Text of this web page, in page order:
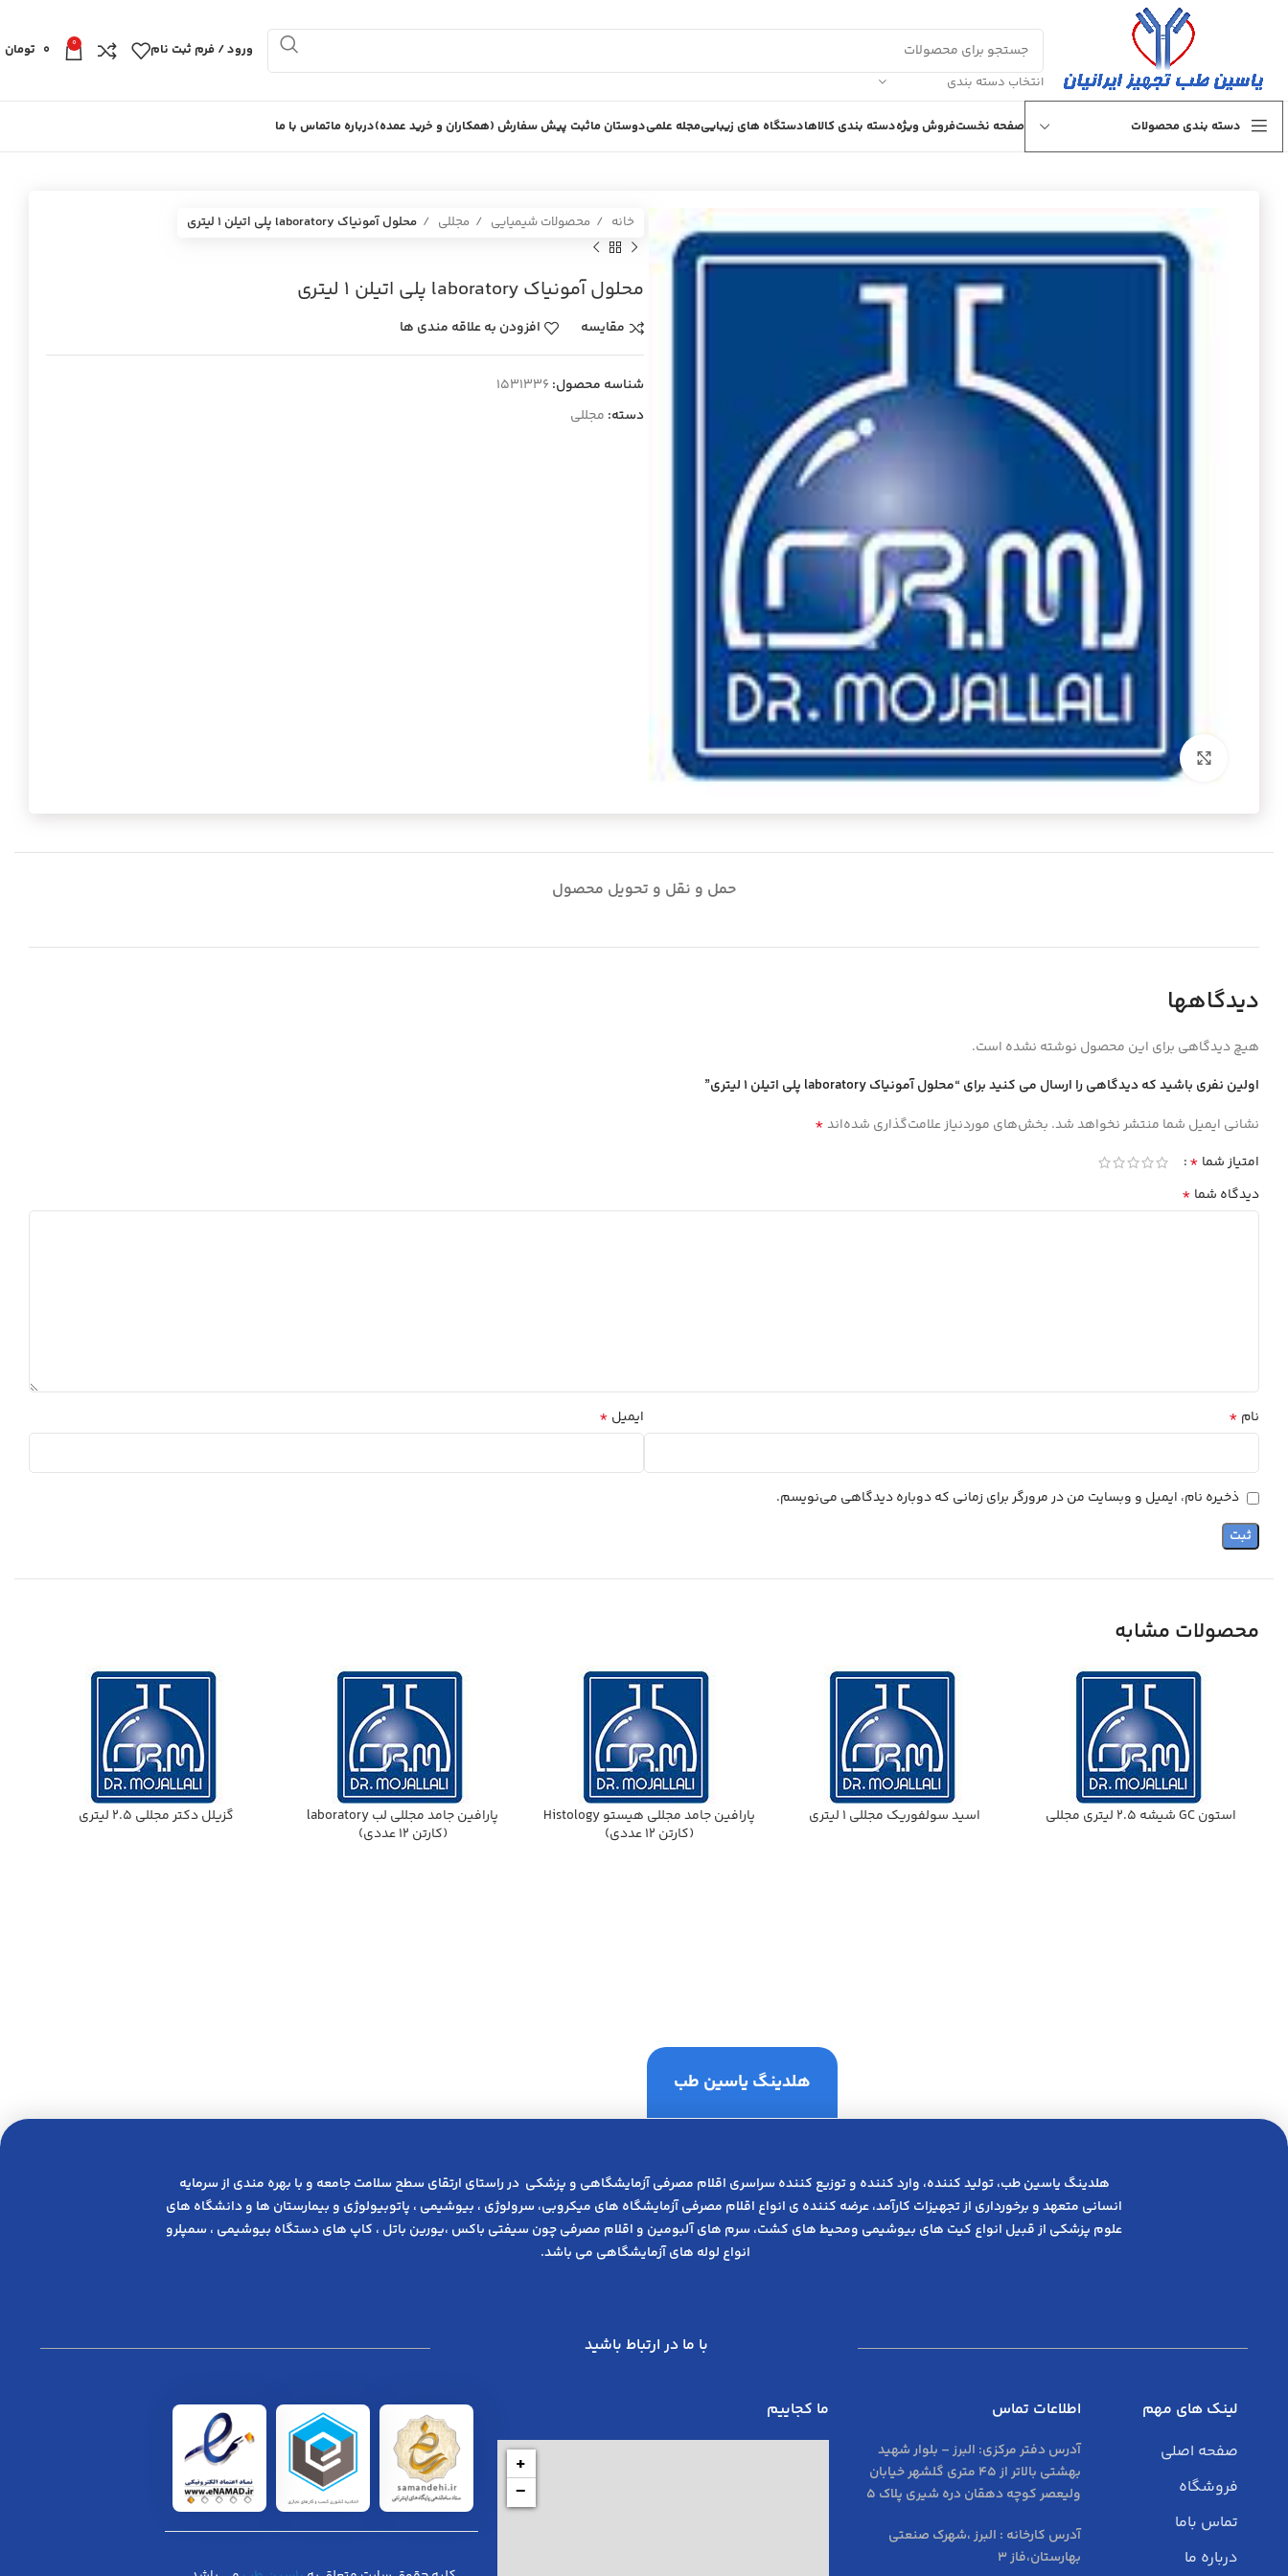
انتخاب دسته بندی
ورود / فرم ثبت نام 0
0 تومان
دسته بندی محصولات صفحه نخستفروش ویژهدسته بندی کالاهادستگاه های زیباییمجله علمیدوستان ماثبت پیش سفارش (همکاران و خرید عمده)درباره ماتماس با ما
برای بزرگنمایی کلیک کنید
خانه محصولات شیمیایی مجللی محلول آمونياك laboratory پلي اتيلن 1 ليتري
محلول آمونياك laboratory پلي اتيلن 1 ليتري
مقایسه افزودن به علاقه مندی ها
شناسه محصول: 1531336
دسته: مجللی
حمل و نقل و تحویل محصول
دیدگاهها
هیچ دیدگاهی برای این محصول نوشته نشده است.
اولین نفری باشید که دیدگاهی را ارسال می کنید برای “محلول آمونياك laboratory پلي اتيلن 1 ليتري”
نشانی ایمیل شما منتشر نخواهد شد. بخش‌های موردنیاز علامت‌گذاری شده‌اند*
امتیاز شما *
دیدگاه شما *
نام * ایمیل *
ذخیره نام، ایمیل و وبسایت من در مرورگر برای زمانی که دوباره دیدگاهی می‌نویسم.
محصولات مشابه
استون GC شيشه 2.5 ليتري مجللي اسيد سولفوريك مجللي 1 ليتري
پارافين جامد مجللي هيستو Histology
(كارتن 12 عددي)
پارافين جامد مجللي لب laboratory
(كارتن 12 عددي)
گزيلل دكتر مجللي 2.5 ليتري
هلدینگ یاسین طب
هلدینگ یاسین طب، تولید کننده، وارد کننده و توزیع کننده سراسری اقلام مصرفی آزمایشگاهی و پزشکی در راﺳﺘﺎی ارﺗﻘﺎی ﺳﻄﺢ ﺳﻼﻣﺖ ﺟﺎﻣﻌﻪ و ﺑﺎ ﺑﻬﺮه ﻣﻨﺪی از ﺳﺮﻣﺎﯾﻪ
انسانی متعهد و ﺑﺮﺧﻮرداری از ﺗﺠﻬﯿﺰات ﮐﺎرآﻣﺪ، عرضه کننده ی انواع اﻗﻼم مصرفی آزﻣﺎﯾﺸﮕﺎه های میکروبی، ﺳﺮوﻟﻮژی ، ﺑﯿﻮﺷﯿﻤﯽ ، پاتوبیولوژی و بیمارستان ها و دانشگاه های
علوم پزشکی از قبیل انواع کیت های بیوشیمی ومحیط های کشت، سرم های آلبومین و اقلام مصرفی چون سیفتی باکس ،یورین باتل ، کاپ های دستگاه بیوشیمی ، سمپلرو
انواع لوله های آزمایشگاهی می باشد.
با ما در ارتباط باشید
لینک های مهم
صفحه اصلی
فروشگاه
تماس باما
درباره ما
اطلاعات تماس
آدرس دفتر مرکزی: البرز – بلوار شهید
بهشتی بالاتر از 45 متری گلشهر خیابان
ولیعصر کوچه دهقان دره شیری پلاک 5
آدرس کارخانه : البرز ،شهرک صنعتی
بهارستان،فاز 3
ما کجاییم
+
−